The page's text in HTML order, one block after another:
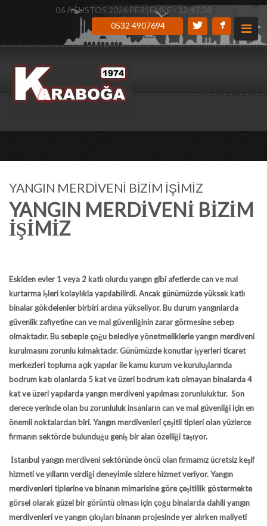
06 AĞUSTOS 2026 PERŞEMBE - 12:47:39
0532 4907694
YANGIN MERDİVENİ BİZİM İŞİMİZ
YANGIN MERDİVENİ BİZİM
İŞİMİZ
Eskiden evler 1 veya 2 katlı olurdu yangın gibi afetlerde can ve mal
kurtarma işleri kolaylıkla yapılabilirdi. Ancak günümüzde yüksek katlı
binalar gökdelenler birbiri ardına yükseliyor. Bu durum yangınlarda
güvenlik zafiyetine can ve mal güvenliğinin zarar görmesine sebep
olmaktadır. Bu sebeple çoğu belediye yönetmeliklerleyangın merdiveni
kurulmasını zorunlu kılmaktadır. Günümüzde konutlar işyerleri ticaret
merkezleri topluma açık yapılar ile kamu kurum ve kuruluşlarında
bodrum katı olanlarda 5 kat ve üzeri bodrum katı olmayan binalarda 4
kat ve üzeri yapılarda yangın merdiveni yapılması zorunluluktur. Son
derece yerinde olan bu zorunluluk insanların can ve mal güvenliği için en
önemli noktalardan biri.Yangın merdivenleri çeşitli tipleri olan yüzlerce
firmanın sektörde bulunduğu geniş bir alan özelliği taşıyor.
İstanbul yangın merdiveni sektöründe öncü olan firmamız ücretsiz keşif
hizmeti ve yılların verdiği deneyimle sizlere hizmet veriyor. Yangın
merdivenleri tiplerine ve binanın mimarisine göre çeşitlilik göstermekte
görsel olarak güzel bir görüntü olması için çoğu binalarda dahili yangın
merdivenleri ve yangın çıkışları binanın projesinde yer alırken maliyeti